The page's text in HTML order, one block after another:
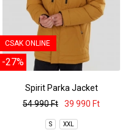
CSAK ONLINE
-27%
Spirit Parka Jacket
54 990 Ft
39 990 Ft
S XXL